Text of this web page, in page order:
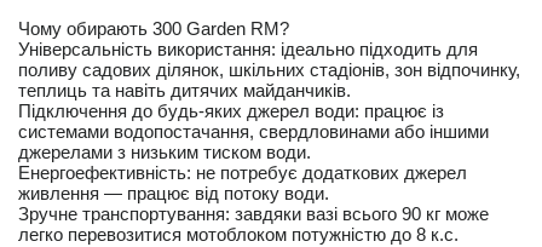
Чому обирають 300 Garden RM?
Універсальність використання: ідеально підходить для
поливу садових ділянок, шкільних стадіонів, зон відпочинку,
теплиць та навіть дитячих майданчиків.
Підключення до будь-яких джерел води: працює із
системами водопостачання, свердловинами або іншими
джерелами з низьким тиском води.
Енергоефективність: не потребує додаткових джерел
живлення — працює від потоку води.
Зручне транспортування: завдяки вазі всього 90 кг може
легко перевозитися мотоблоком потужністю до 8 к.с.